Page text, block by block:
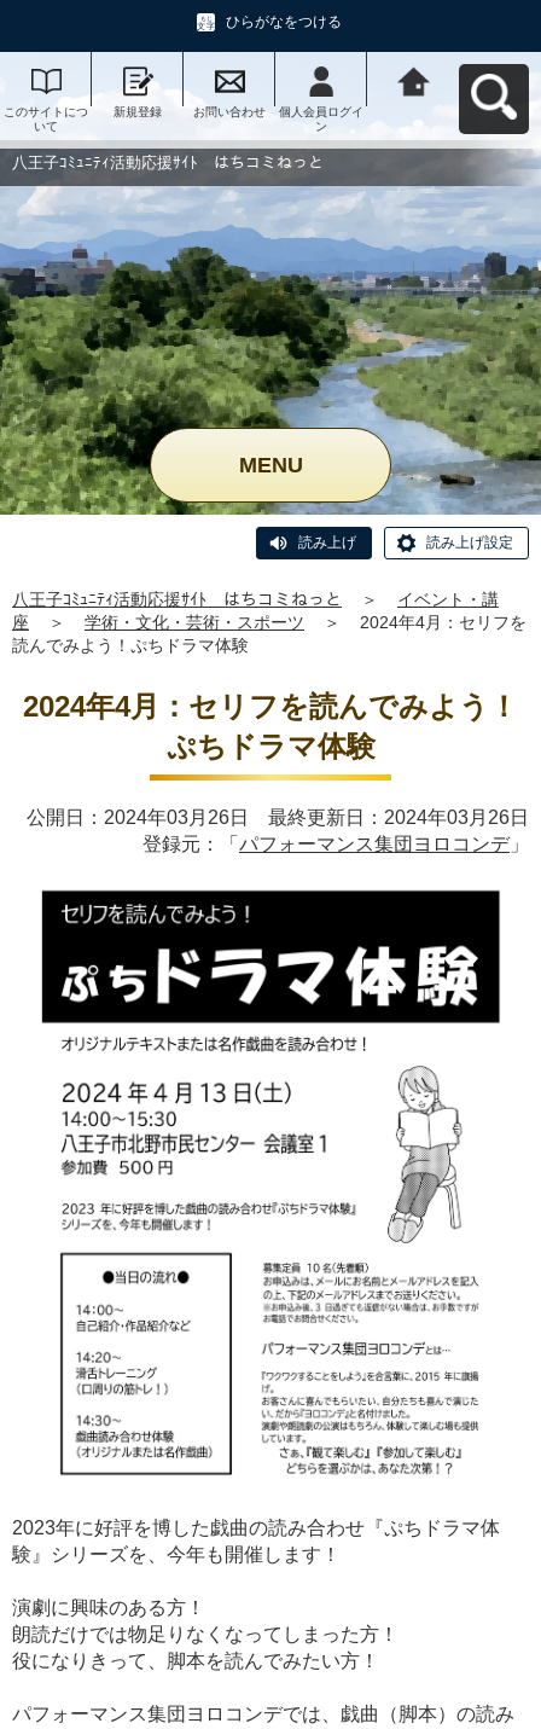
ひらがなをつける
このサイトにつ
いて
新規登録 お問い合わせ
個人会員ログイ
ン
動応援ｻｲﾄ はち
コミねっとへ戻
八王子ｺﾐｭﾆﾃｨ活動応援ｻｲﾄ はちコミねっと
MENU
読み上げ 読み上げ設定
八王子ｺﾐｭﾆﾃｨ活動応援ｻｲﾄ はちコミねっと ＞
イベント・講
座
＞ 学術・文化・芸術・スポーツ ＞
2024年4月：セリフを
読んでみよう！ぷちドラマ体験
2024年4月：セリフを読んでみよう！
ぷちドラマ体験
公開日：2024年03月26日 最終更新日：2024年03月26日
登録元：「 パフォーマンス集団ヨロコンデ」
2023年に好評を博した戯曲の読み合わせ『ぷちドラマ体
験』シリーズを、今年も開催します！
演劇に興味のある方！
朗読だけでは物足りなくなってしまった方！
役になりきって、脚本を読んでみたい方！
パフォーマンス集団ヨロコンデでは、戯曲（脚本）の読み